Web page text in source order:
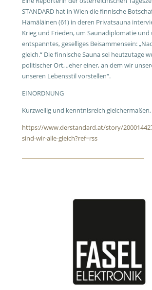
STANDARD hat in Wien die finnische
Hämäläinen (61) in deren Privatsauna
Krieg und Frieden, um Saunadiplomatie und
entspanntes, geselliges Beisammensein:
gleich.“ Die finnische Sauna sei heutzutage
politischer Ort, „eher einer, an dem wir
unseren Lebensstil vorstellen“.
EINORDNUNG
Kurzweilig und kenntnisreich
https://www.derstandard.at/story/
sind-wir-alle-gleich?ref=rss